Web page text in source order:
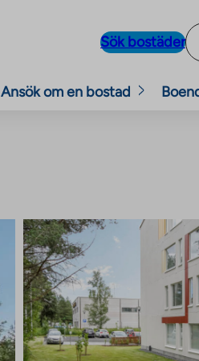
Sök bostäder
Ansök om en bostad